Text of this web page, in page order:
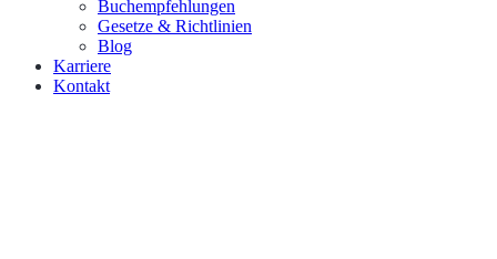
Buchempfehlungen
Gesetze & Richtlinien
Blog
Karriere
Kontakt